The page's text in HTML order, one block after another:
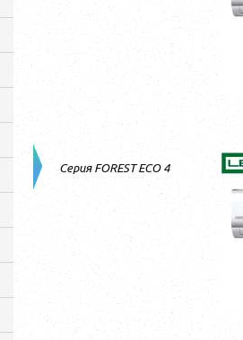
Серия FOREST ECO 4